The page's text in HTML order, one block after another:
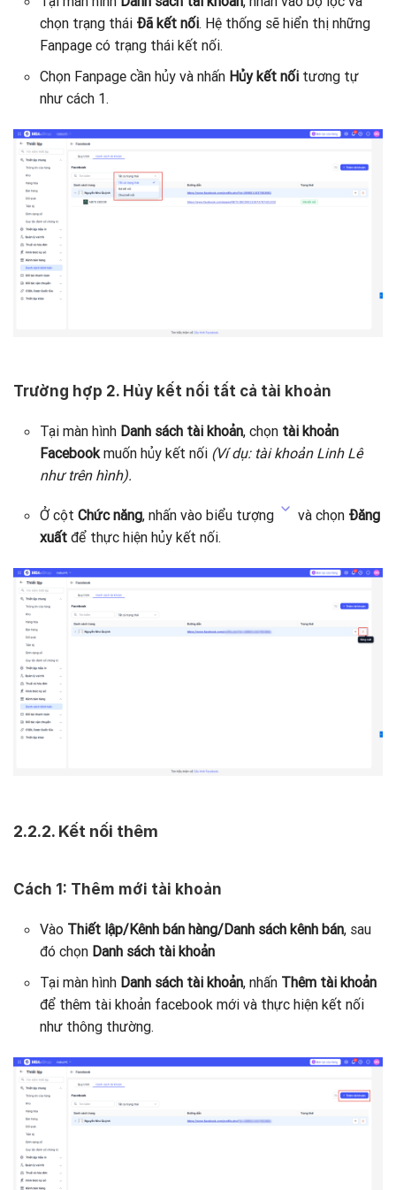
chọn trạng thái Đã kết nối. Hệ thống sẽ hiển thị những
Fanpage có trạng thái kết nối.
Chọn Fanpage cần hủy và nhấn Hủy kết nối tương tự
như cách 1.
Trường hợp 2. Hủy kết nối tất cả tài khoản
Tại màn hình Danh sách tài khoản, chọn tài khoản
Facebook muốn hủy kết nối (Ví dụ: tài khoản Linh Lê
như trên hình).
Ở cột Chức năng, nhấn vào biểu tượng và chọn Đăng
xuất để thực hiện hủy kết nối.
2.2.2. Kết nối thêm
Cách 1: Thêm mới tài khoản
Vào Thiết lập/Kênh bán hàng/Danh sách kênh bán, sau
đó chọn Danh sách tài khoản
Tại màn hình Danh sách tài khoản, nhấn Thêm tài khoản
để thêm tài khoản facebook mới và thực hiện kết nối
như thông thường.